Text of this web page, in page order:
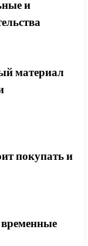
и
материал
покупать и